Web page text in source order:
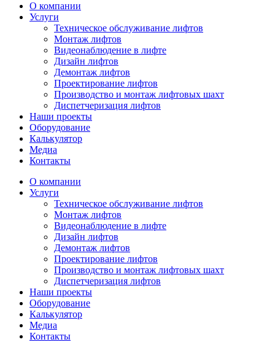
О компании
Услуги
Техническое обслуживание лифтов
Монтаж лифтов
Видеонаблюдение в лифте
Дизайн лифтов
Демонтаж лифтов
Проектирование лифтов
Производство и монтаж лифтовых шахт
Диспетчеризация лифтов
Наши проекты
Оборудование
Калькулятор
Медиа
Контакты
О компании
Услуги
Техническое обслуживание лифтов
Монтаж лифтов
Видеонаблюдение в лифте
Дизайн лифтов
Демонтаж лифтов
Проектирование лифтов
Производство и монтаж лифтовых шахт
Диспетчеризация лифтов
Наши проекты
Оборудование
Калькулятор
Медиа
Контакты